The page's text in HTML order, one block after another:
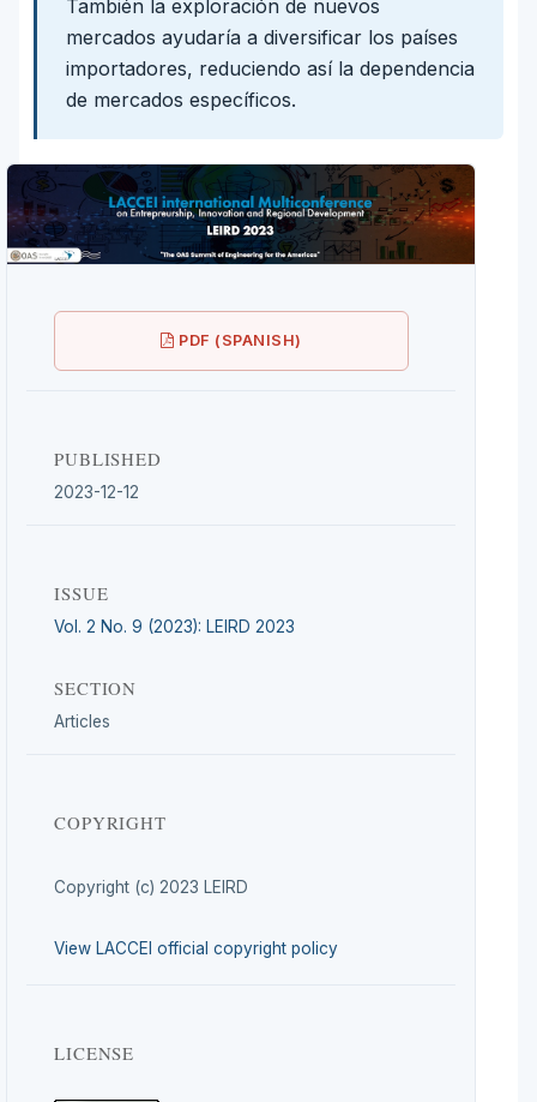
También la exploración de nuevos
mercados ayudaría a diversificar los países
importadores, reduciendo así la dependencia
de mercados específicos.
PDF (SPANISH)
PUBLISHED
2023-12-12
ISSUE
Vol. 2 No. 9 (2023): LEIRD 2023
SECTION
Articles
COPYRIGHT
Copyright (c) 2023 LEIRD
View LACCEI official copyright policy
LICENSE